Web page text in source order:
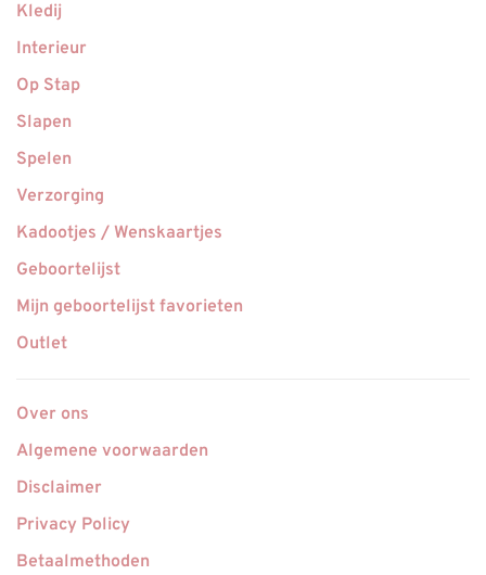
Kledij
Interieur
Op Stap
Slapen
Spelen
Verzorging
Kadootjes / Wenskaartjes
Geboortelijst
Mijn geboortelijst favorieten
Outlet
Over ons
Algemene voorwaarden
Disclaimer
Privacy Policy
Betaalmethoden